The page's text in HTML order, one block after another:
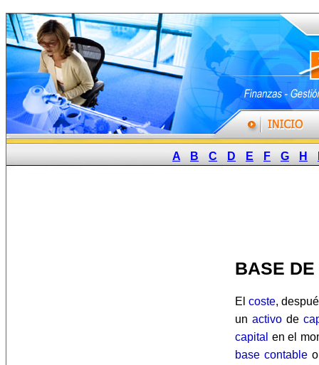
A B C D E F G H
BASE DE
Elcoste,
unactivo de
capital en el
base contable